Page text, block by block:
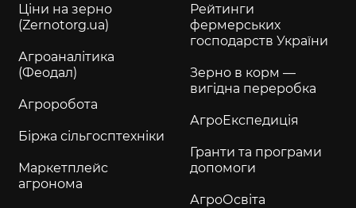
Ціни на зерно
(Zernotorg.ua)
Агроаналітика
(Феодал)
Агроробота
Біржа сільгосптехніки
Маркетплейс
агронома
Рейтинги
фермерських
господарств України
Зерно в корм —
вигідна переробка
АгроЕкспедиція
Гранти та програми
допомоги
АгроОсвіта